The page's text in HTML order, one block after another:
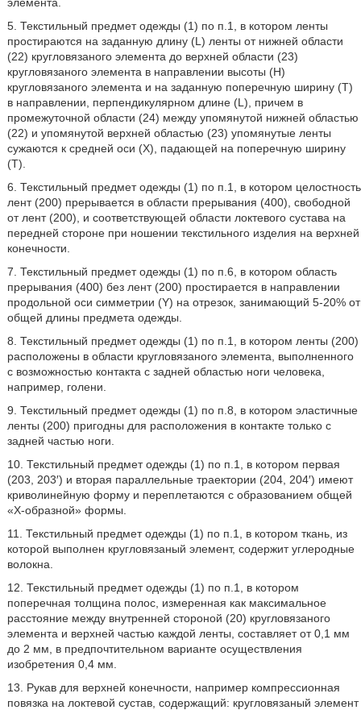
5. Текстильный предмет одежды (1) по п.1, в котором ленты
простираются на заданную длину (L) ленты от нижней области
(22) кругловязаного элемента до верхней области (23)
кругловязаного элемента в направлении высоты (H)
кругловязаного элемента и на заданную поперечную ширину (T)
в направлении, перпендикулярном длине (L), причем в
промежуточной области (24) между упомянутой нижней областью
(22) и упомянутой верхней областью (23) упомянутые ленты
сужаются к средней оси (X), падающей на поперечную ширину
(T).
6. Текстильный предмет одежды (1) по п.1, в котором целостность
лент (200) прерывается в области прерывания (400), свободной
от лент (200), и соответствующей области локтевого сустава на
передней стороне при ношении текстильного изделия на верхней
конечности.
7. Текстильный предмет одежды (1) по п.6, в котором область
прерывания (400) без лент (200) простирается в направлении
продольной оси симметрии (Y) на отрезок, занимающий 5-20% от
общей длины предмета одежды.
8. Текстильный предмет одежды (1) по п.1, в котором ленты (200)
расположены в области кругловязаного элемента, выполненного
с возможностью контакта с задней областью ноги человека,
например, голени.
9. Текстильный предмет одежды (1) по п.8, в котором эластичные
ленты (200) пригодны для расположения в контакте только с
задней частью ноги.
10. Текстильный предмет одежды (1) по п.1, в котором первая
(203, 203′) и вторая параллельные траектории (204, 204′) имеют
криволинейную форму и переплетаются с образованием общей
«X-образной» формы.
11. Текстильный предмет одежды (1) по п.1, в котором ткань, из
которой выполнен кругловязаный элемент, содержит углеродные
волокна.
12. Текстильный предмет одежды (1) по п.1, в котором
поперечная толщина полос, измеренная как максимальное
расстояние между внутренней стороной (20) кругловязаного
элемента и верхней частью каждой ленты, составляет от 0,1 мм
до 2 мм, в предпочтительном варианте осуществления
изобретения 0,4 мм.
13. Рукав для верхней конечности, например компрессионная
повязка на локтевой сустав, содержащий: кругловязаный элемент